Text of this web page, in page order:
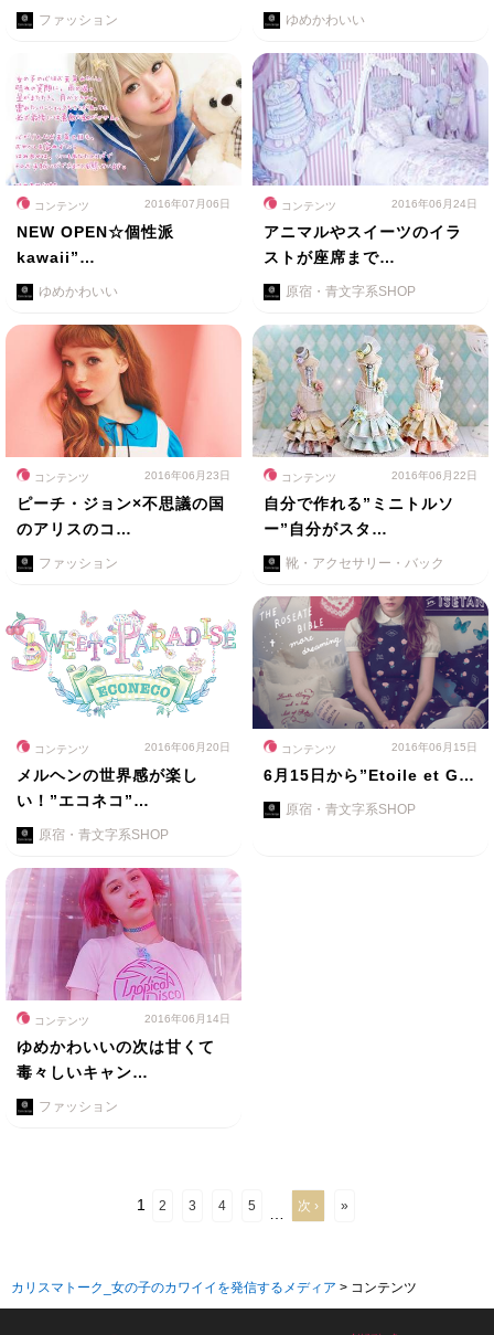
ファッション ゆめかわいい
コンテンツ 2016年07月06日
NEW OPEN☆個性派
kawaii”…
ゆめかわいい
コンテンツ 2016年06月24日
アニマルやスイーツのイラ
ストが座席まで…
原宿・青文字系SHOP
コンテンツ 2016年06月23日
ピーチ・ジョン×不思議の国
のアリスのコ…
ファッション
コンテンツ 2016年06月22日
自分で作れる”ミニトルソ
ー”自分がスタ…
靴・アクセサリー・バック
コンテンツ 2016年06月20日
メルヘンの世界感が楽し
い！”エコネコ”…
原宿・青文字系SHOP
コンテンツ 2016年06月15日
6月15日から”Etoile et G…
原宿・青文字系SHOP
コンテンツ 2016年06月14日
ゆめかわいいの次は甘くて
毒々しいキャン…
ファッション
1 2 3 4 5 次 › »
カリスマトーク_女の子のカワイイを発信するメディア > コンテンツ